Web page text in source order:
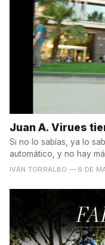
Juan A. Virues
Si no lo sabías, ya lo
automático, y no hay
IVÁN TORRALBO — 6 DE